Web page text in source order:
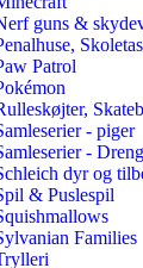
guns &
Patrol
- piger
-
dyr og
& Puslespil
Families